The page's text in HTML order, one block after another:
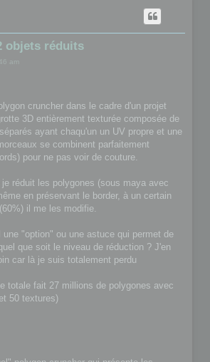
objets réduits
am
cruncher dans le cadre d'un projet
3D entièrement texturée composée de
ayant chaqu'un un UV propre et une
se combinent parfaitement
pour ne pas voir de couture.
réduit les polygones (sous maya avec
en préservant le border, à un certain
il me les modifie.
"option" ou une astuce qui permet de
que soit le niveau de réduction ? J'en
car là je suis totalement perdu
totale fait 27 millions de polygones avec
50 textures)